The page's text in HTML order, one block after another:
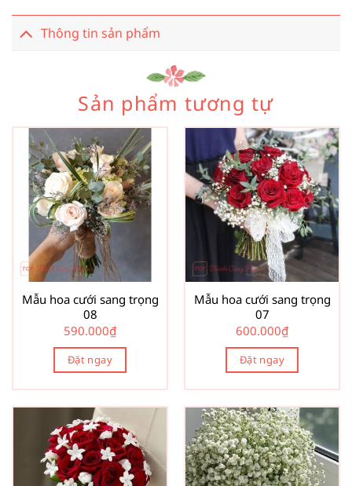
Thông tin sản phẩm
Sản phẩm tương tự
Mẫu hoa cưới sang trọng
08
590.000₫
Đặt ngay
Mẫu hoa cưới sang trọng
07
600.000₫
Đặt ngay